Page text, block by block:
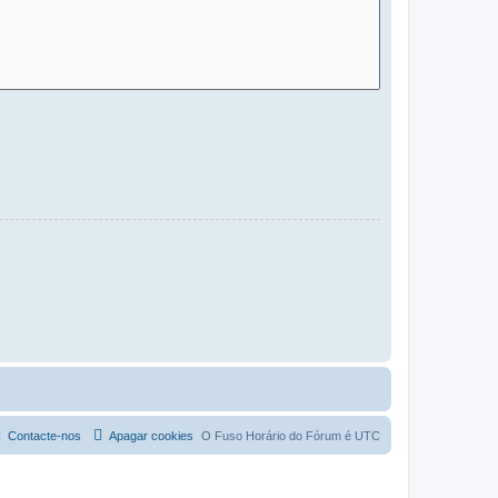
O Fuso Horário do Fórum é UTC
Apagar cookies
Contacte-nos